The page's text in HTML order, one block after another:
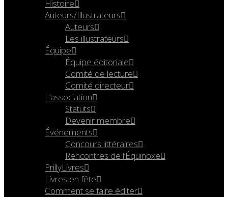
Histoire
Auteurs/Illustrateurs
Auteurs
Les illustrateurs
Équipe
Équipe éditoriale
Comité de lecture
Comité directeur
L’association
Statuts
Devenir membre
Événements
Concours littéraires
Rencontres de l’Équinoxe
PrillyLivres
Livres en fête
Comment se faire éditer